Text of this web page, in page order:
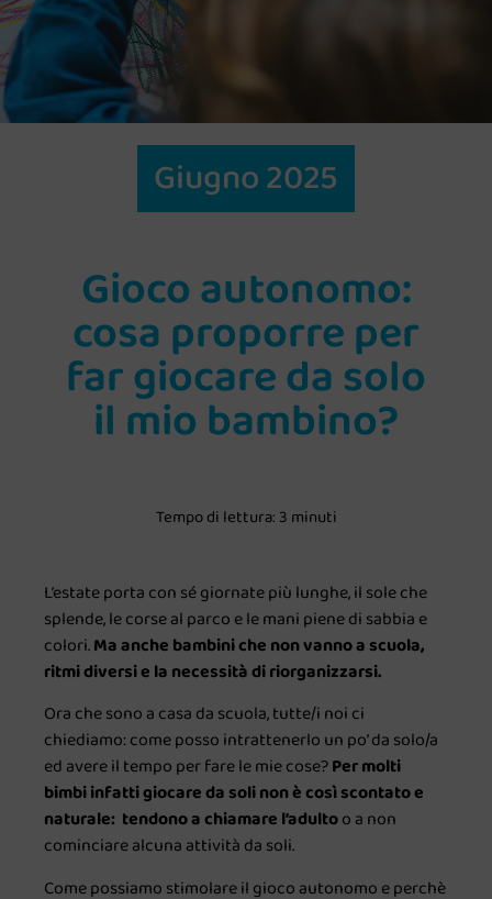
Giugno 2025
Gioco autonomo:
cosa proporre per
far giocare da solo
il mio bambino?
Tempo di lettura: 3 minuti
L’estate porta con sé giornate più lunghe, il sole che
splende, le corse al parco e le mani piene di sabbia e
colori.Ma anche bambini che non vanno a scuola,
ritmi diversi e la necessità di riorganizzarsi.
Ora che sono a casa da scuola, tutte/i noi ci
chiediamo: come posso intrattenerlo un po’ da solo/a
ed avere il tempo per fare le mie cose?Per molti
bimbi infatti giocare da soli non è così scontato e
naturale: tendono a chiamare l’adultoo a non
cominciare alcuna attività da soli.
Come possiamo stimolare il gioco autonomo e perchè